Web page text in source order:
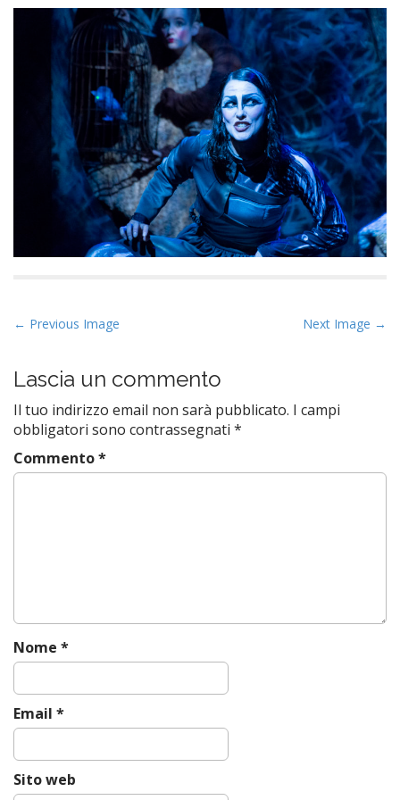
P
s
t
n
a
v
n
← Previous Image Next Image →
Lascia un commento
Il tuo indirizzo email non sarà pubblicato. I campi
obbligatori sono contrassegnati *
Commento*
Nome *
Email *
Sito web